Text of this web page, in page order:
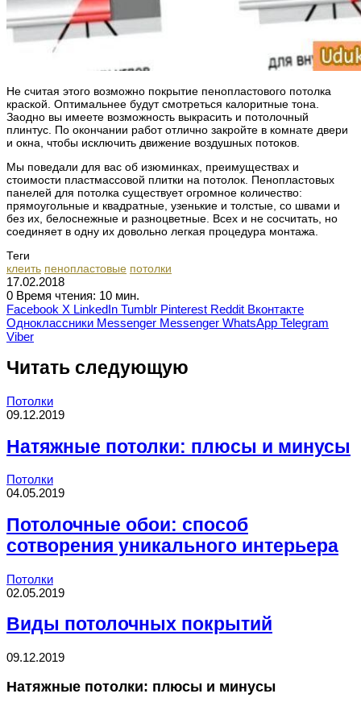
Не считая этого возможно покрытие пенопластового потолка
краской. Оптимальнее будут смотреться калоритные тона.
Заодно вы имеете возможность выкрасить и потолочный
плинтус. По окончании работ отлично закройте в комнате двери
и окна, чтобы исключить движение воздушных потоков.
Мы поведали для вас об изюминках, преимуществах и
стоимости пластмассовой плитки на потолок. Пенопластовых
панелей для потолка существует огромное количество:
прямоугольные и квадратные, узенькие и толстые, со швами и
без их, белоснежные и разноцветные. Всех и не сосчитать, но
соединяет в одну их довольно легкая процедура монтажа.
Теги
клеить пенопластовые потолки
17.02.2018
0 Время чтения: 10 мин.
Facebook X LinkedIn Tumblr Pinterest Reddit Вконтакте
Одноклассники Messenger Messenger WhatsApp Telegram
Viber
Читать следующую
Потолки
09.12.2019
Натяжные потолки: плюсы и минусы
Потолки
04.05.2019
Потолочные обои: способ
сотворения уникального интерьера
Потолки
02.05.2019
Виды потолочных покрытий
09.12.2019
Натяжные потолки: плюсы и минусы